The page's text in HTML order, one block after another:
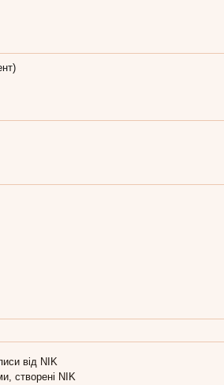
від NIK
створені NIK